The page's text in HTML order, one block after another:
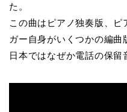
た。
この曲はピアノ独奏版、
ガー自身がいくつかの編曲
日本ではなぜか電話の保留